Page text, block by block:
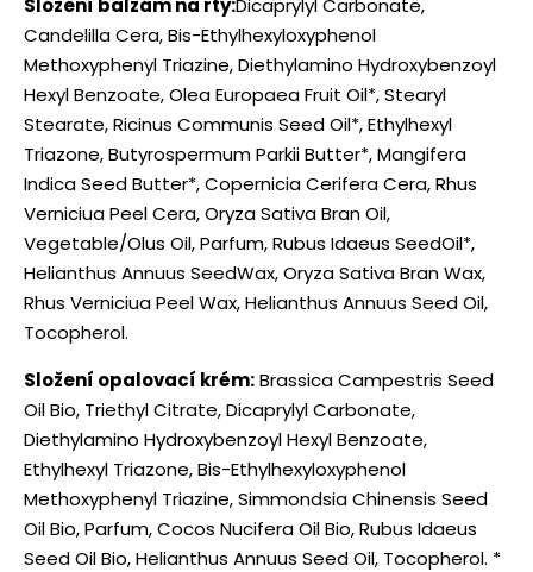
Candelilla Cera, Bis-Ethylhexyloxyphenol
Methoxyphenyl Triazine, Diethylamino Hydroxybenzoyl
Hexyl Benzoate, Olea Europaea Fruit Oil*, Stearyl
Stearate, Ricinus Communis Seed Oil*, Ethylhexyl
Triazone, Butyrospermum Parkii Butter*, Mangifera
Indica Seed Butter*, Copernicia Cerifera Cera, Rhus
Verniciua Peel Cera, Oryza Sativa Bran Oil,
Vegetable/Olus Oil, Parfum, Rubus Idaeus SeedOil*,
Helianthus Annuus SeedWax, Oryza Sativa Bran Wax,
Rhus Verniciua Peel Wax, Helianthus Annuus Seed Oil,
Tocopherol.
Složení opalovací krém:Brassica Campestris Seed
Oil Bio, Triethyl Citrate, Dicaprylyl Carbonate,
Diethylamino Hydroxybenzoyl Hexyl Benzoate,
Ethylhexyl Triazone, Bis-Ethylhexyloxyphenol
Methoxyphenyl Triazine, Simmondsia Chinensis Seed
Oil Bio, Parfum, Cocos Nucifera Oil Bio, Rubus Idaeus
Seed Oil Bio, Helianthus Annuus Seed Oil, Tocopherol. *